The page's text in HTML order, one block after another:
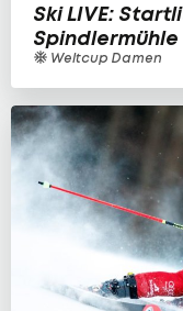
Ski LIVE:
Spindlermühle
Weltcup Damen